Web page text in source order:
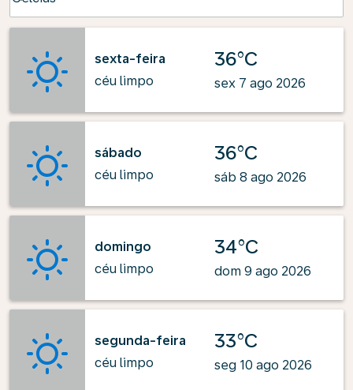
sexta-feira
céu limpo
36°C
sex 7 ago 2026
sábado
céu limpo
36°C
sáb 8 ago 2026
domingo
céu limpo
34°C
dom 9 ago 2026
segunda-feira
céu limpo
33°C
seg 10 ago 2026